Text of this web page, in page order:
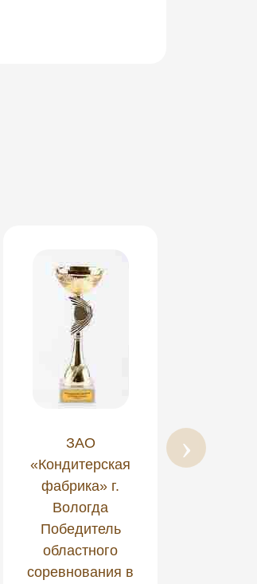
ЗАО
«Кондитерская
фабрика» г.
Вологда
Победитель
областного
соревнования в